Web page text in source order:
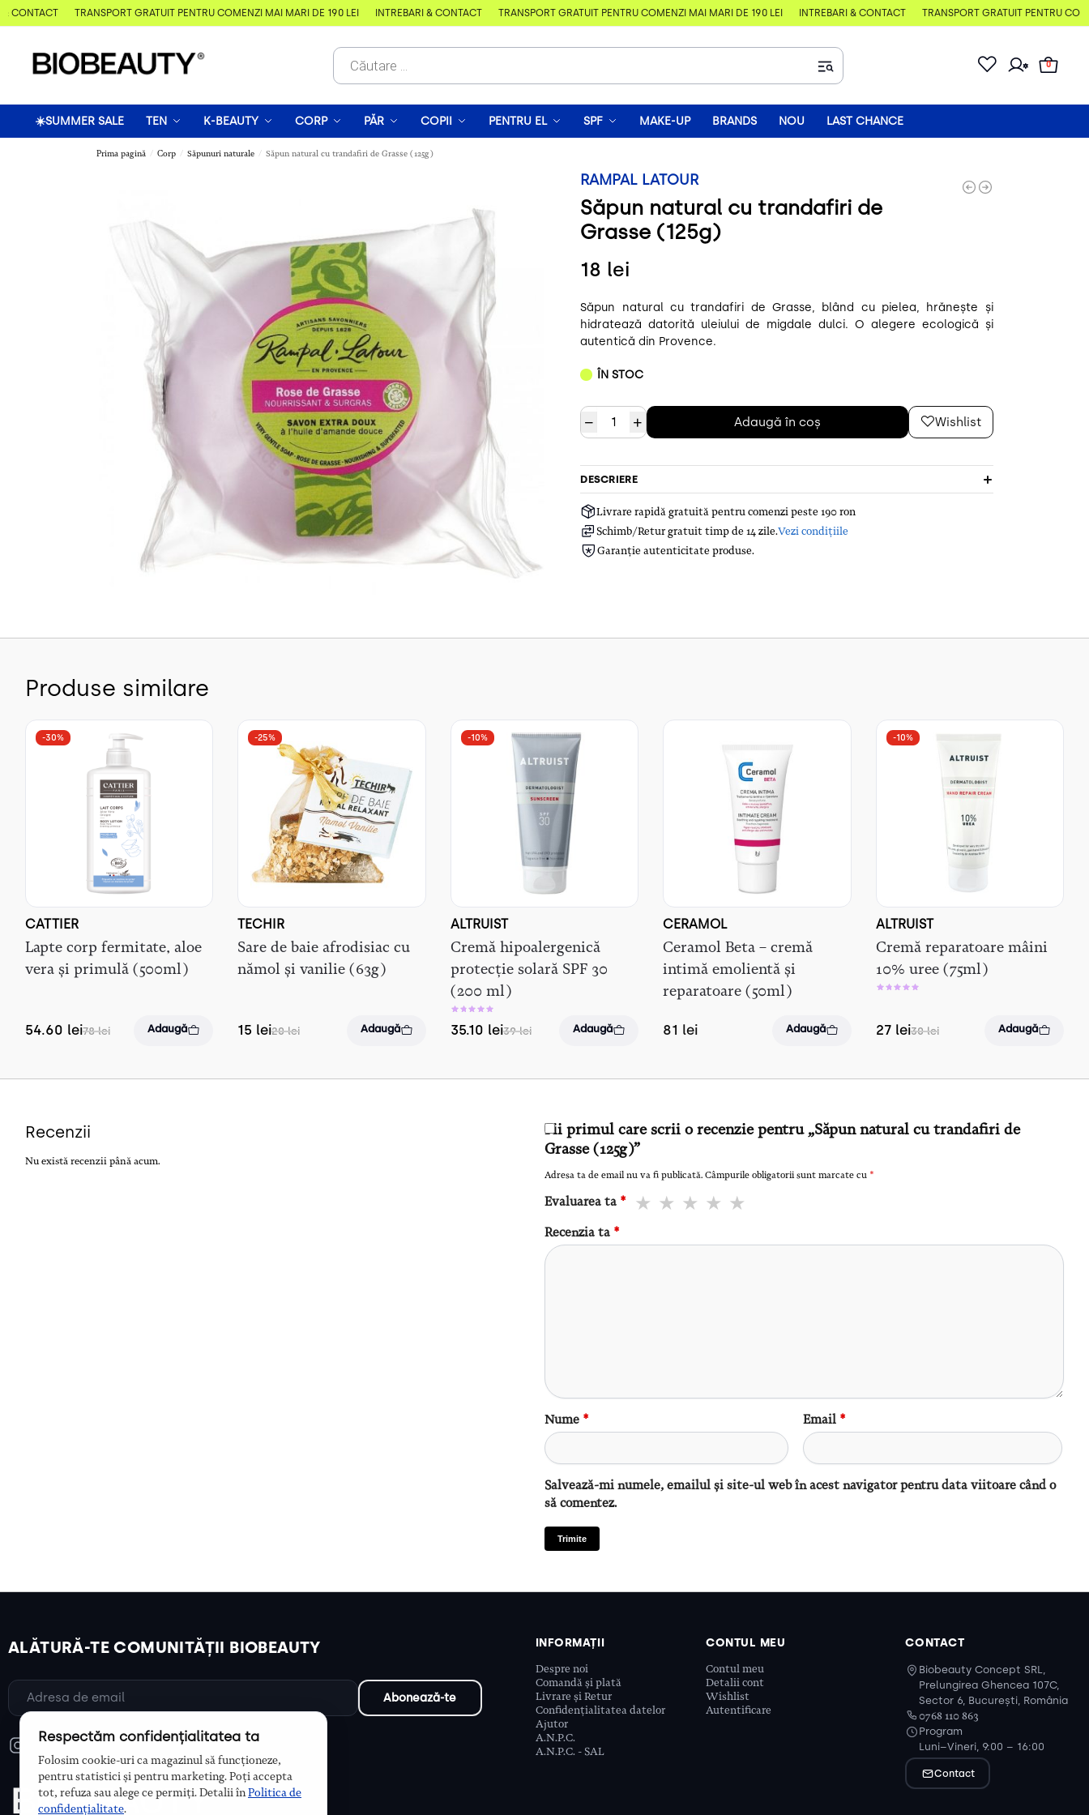
TRANSPORT GRATUIT PENTRU COMENZI MAI MARI DE 190 LEI ÎNTREBĂRI & CONTACT TRANSPORT GRATUIT PENTRU COMENZI MAI MARI DE 190 LEI ÎNTREBĂRI & CONTACT TRANSPORT GRATUIT PENTRU
0
☀️SUMMER SALE TEN K-BEAUTY CORP PĂR COPII PENTRU EL SPF MAKE-UP BRANDS NOU LAST CHANCE
Prima pagină / Corp / Săpunuri naturale / Săpun natural cu trandafiri de Grasse (125g)
RAMPAL LATOUR
Săpun natural cu trandafiri de
Grasse (125g)
18 lei
Săpun natural cu trandafiri de Grasse, blând cu pielea, hrănește și
hidratează datorită uleiului de migdale dulci. O alegere ecologică și
autentică din Provence.
ÎN STOC
− + Adaugă în coș Wishlist
DESCRIERE
Livrare rapidă gratuită pentru comenzi peste 190 ron
Schimb/Retur gratuit timp de 14 zile.Vezi condițiile
Garanție autenticitate produse.
Produse similare
-30%
CATTIER
Lapte corp fermitate, aloe
vera și primulă (500ml)
78lei
54.60 lei Adaugă
-25%
TECHIR
Sare de baie afrodisiac cu
nămol și vanilie (63g)
20lei
15 lei Adaugă
-10%
ALTRUIST
Cremă hipoalergenică
protecție solară SPF 30
(200 ml)
39lei
35.10 lei Adaugă
CERAMOL
Ceramol Beta – cremă
intimă emolientă și
reparatoare (50ml)
81 lei Adaugă
-10%
ALTRUIST
Cremă reparatoare mâini
10% uree (75ml)
30lei
27 lei Adaugă
Recenzii
Nu există recenzii până acum.
Fii primul care scrii o recenzie pentru „Săpun natural cu trandafiri de
Grasse (125g)”
Adresa ta de email nu va fi publicată. Câmpurile obligatorii sunt marcate cu *
Evaluarea ta *
Recenzia ta *
Nume * Email *
Salvează-mi numele, emailul și site-ul web în acest navigator pentru data viitoare când o
să comentez.
ALĂTURĂ-TE COMUNITĂȚII BIOBEAUTY INFORMAȚII
Despre noi
Comandă și plată
Livrare și Retur
Confidențialitatea datelor
Ajutor
A.N.P.C.
A.N.P.C. - SAL
CONTUL MEU
Contul meu
Detalii cont
Wishlist
Autentificare
CONTACT
Biobeauty Concept SRL,
Prelungirea Ghencea 107C,
Sector 6, București, România
0768 110 863
Program
Luni–Vineri, 9:00 – 16:00
Contact
Respectăm confidențialitatea ta
Folosim cookie-uri ca magazinul să funcționeze,
pentru statistici și pentru marketing. Poți accepta
tot, refuza sau alege ce permiți. Detalii înPolitica de
confidențialitate.